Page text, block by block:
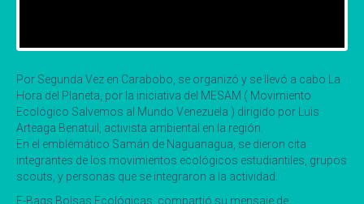
Por Segunda Vez en Carabobo, se organizó y se llevó a cabo La
Hora del Planeta, por la iniciativa del MESAM ( Movimiento
Ecológico Salvemos al Mundo Venezuela ) dirigido por Luis
Arteaga Benatuil, activista ambiental en la región.
En el emblémático Samán de Naguanagua, se dieron cita
integrantes de los movimientos ecológicos estudiantiles, grupos
scouts, y personas que se integraron a la actividad.
E-Bags Bolsas Ecológicas, compartió su mensaje de